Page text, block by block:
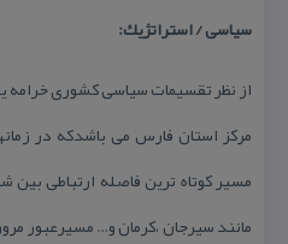
سیاسی / استراتژیك:
از نظر تقسیمات سیاسی كشوری
مركز استان فارس می باشدكه در
مسیر كوتاه ترین فاصله ارتباطی
مانند سیرجان ،كرمان و… مسیرعبور